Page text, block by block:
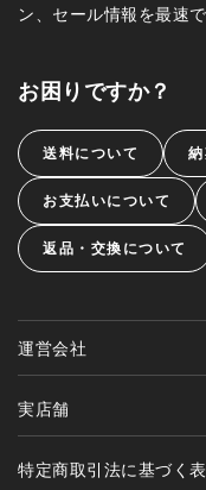
ン、セール情報を最速
お困りですか？
送料について
お支払いについて
返品・交換について
運営会社
実店舗
特定商取引法に基づく